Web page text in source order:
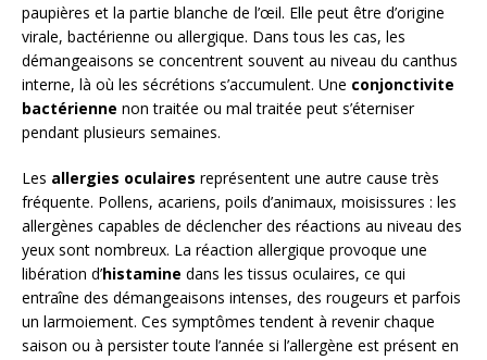
paupières et la partie blanche de l’œil. Elle peut être d’origine
virale, bactérienne ou allergique. Dans tous les cas, les
démangeaisons se concentrent souvent au niveau du canthus
interne, là où les sécrétions s’accumulent. Une conjonctivite
bactérienne non traitée ou mal traitée peut s’éterniser
pendant plusieurs semaines.
Les allergies oculaires représentent une autre cause très
fréquente. Pollens, acariens, poils d’animaux, moisissures : les
allergènes capables de déclencher des réactions au niveau des
yeux sont nombreux. La réaction allergique provoque une
libération d’histamine dans les tissus oculaires, ce qui
entraîne des démangeaisons intenses, des rougeurs et parfois
un larmoiement. Ces symptômes tendent à revenir chaque
saison ou à persister toute l’année si l’allergène est présent en